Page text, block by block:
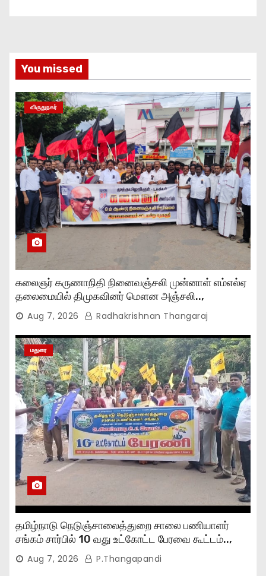
You missed
விருதுநகர்
கலைஞர் கருணாநிதி நினைவஞ்சலி முன்னாள் எம்எல்ஏ
தலைமையில் திமுகவினர் மௌன அஞ்சலி..,
Aug 7, 2026 Radhakrishnan Thangaraj
மதுரை
தமிழ்நாடு நெடுஞ்சாலைத்துறை சாலை பணியாளர்
சங்கம் சார்பில் 10 வது உட்கோட்ட பேரவை கூட்டம்..,
Aug 7, 2026 P.Thangapandi